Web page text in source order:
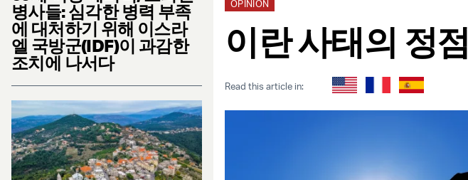
병사들: 심각한 병력 부족
에 대처하기 위해 이스라
엘 국방군(IDF)이 과감한
조치에 나서다
OPINION
이란 사태의 정점
Read this article in: